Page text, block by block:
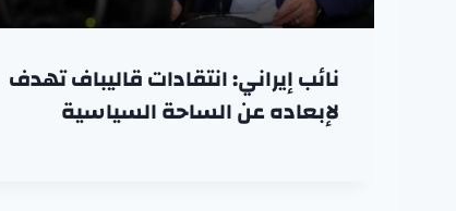
نائب إيراني: انتقادات قاليباف تهدف
لإبعاده عن الساحة السياسية